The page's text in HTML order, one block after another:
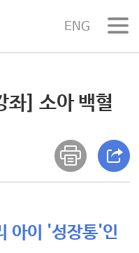
ENG
좌] 소아 백혈
아이 '성장통'인